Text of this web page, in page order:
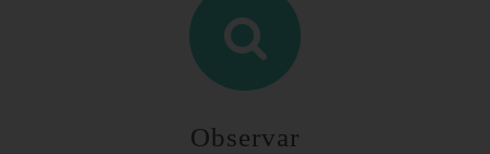
Observar